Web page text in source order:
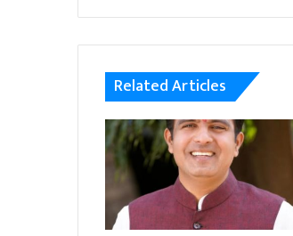
Related Articles